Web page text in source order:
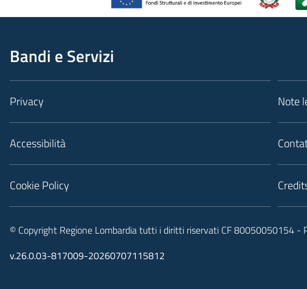
Bandi e Servizi
Privacy
Accessibilità
Cookie Policy
Note
© Copyright Regione Lombardia tutti i diritti riservati CF 80050050154 -
v.26.0.03-817009-20260707115812